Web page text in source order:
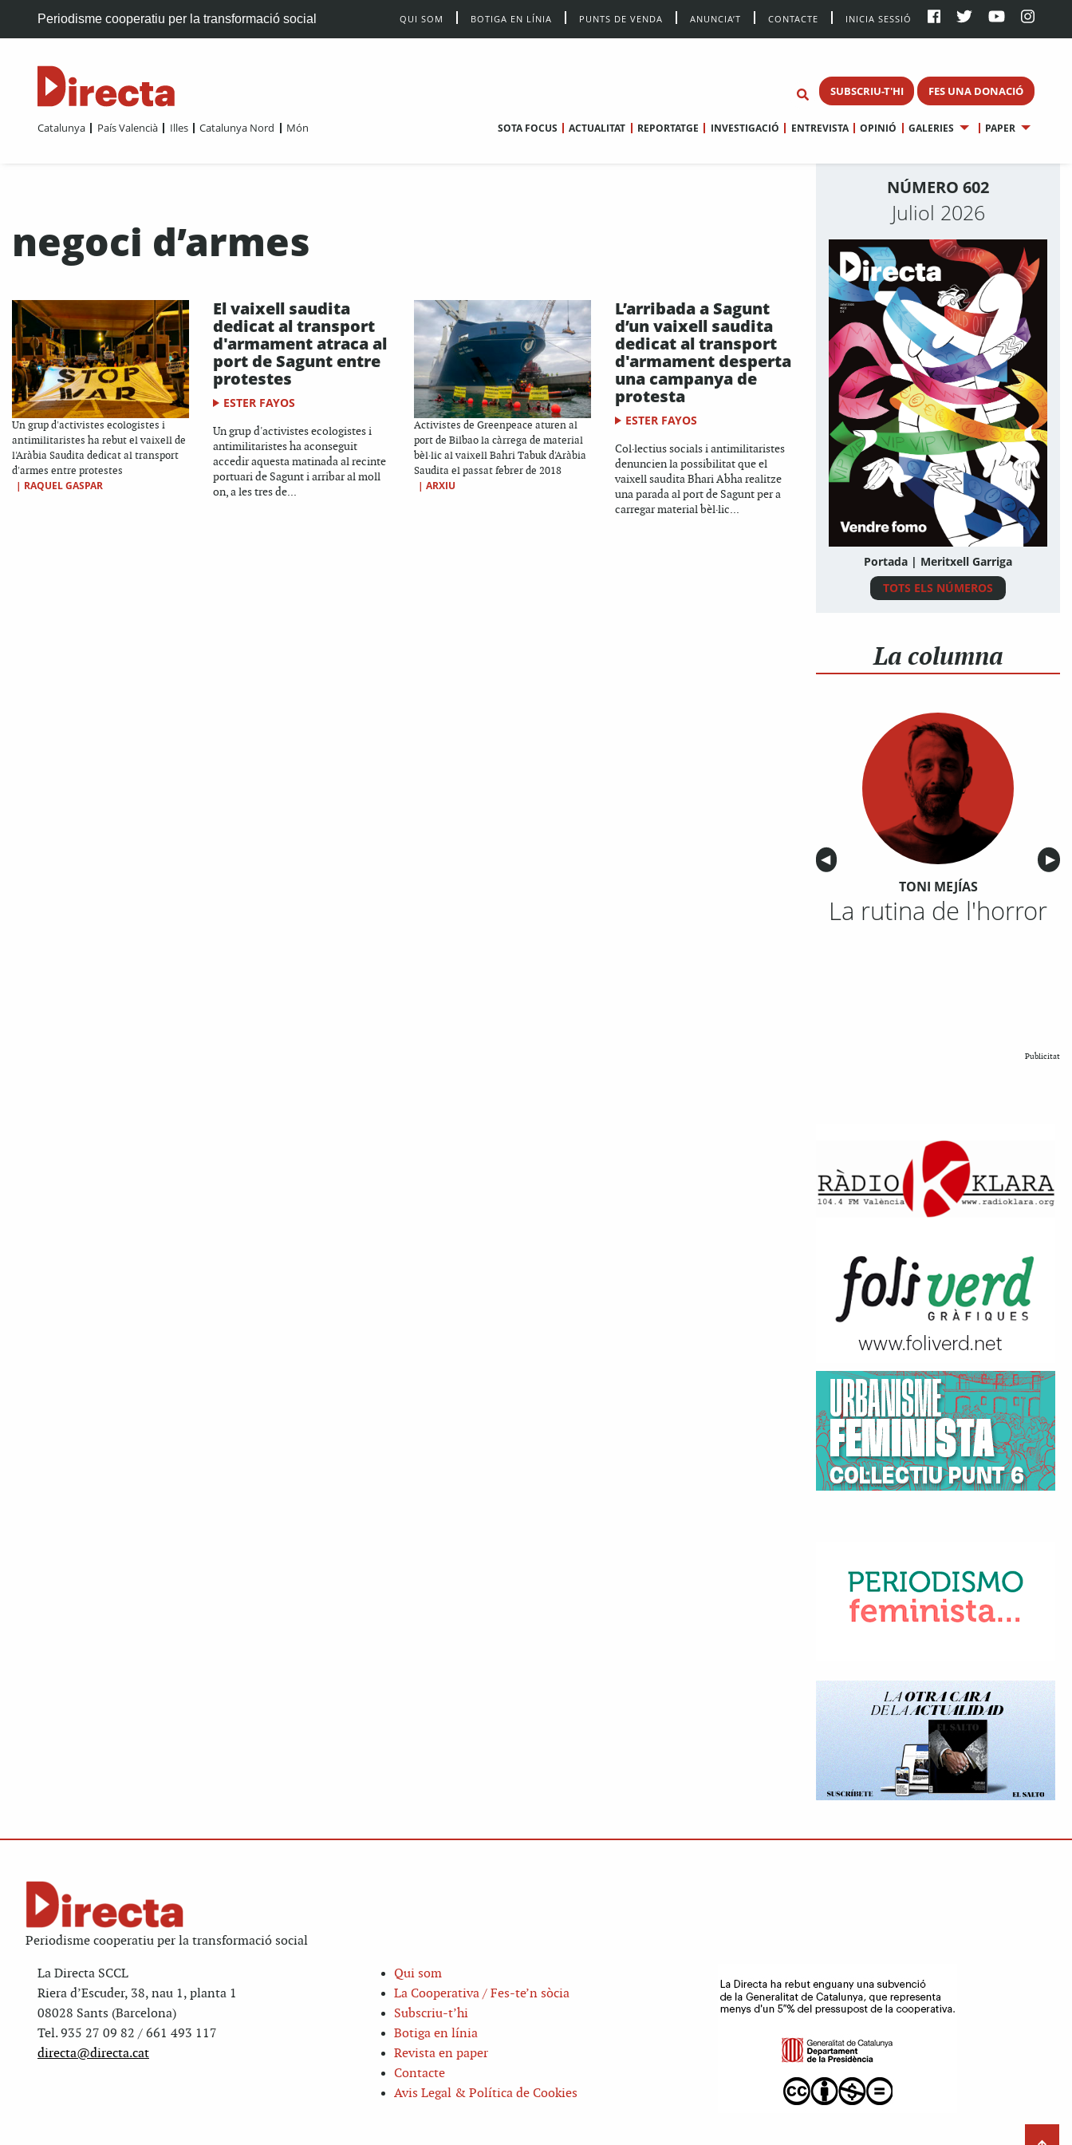
Periodisme cooperatiu per la transformació social QUI SOM BOTIGA EN LÍNIA PUNTS DE VENDA ANUNCIA’T CONTACTE INICIA SESSIÓ
SUBSCRIU-T'HI FES UNA DONACIÓ
Catalunya País Valencià Illes Catalunya Nord Món SOTA FOCUS ACTUALITAT REPORTATGE INVESTIGACIÓ ENTREVISTA OPINIÓ GALERIES PAPER
negoci d’armes
Un grup d'activistes ecologistes i
antimilitaristes ha rebut el vaixell de
l'Aràbia Saudita dedicat al transport
d'armes entre protestes
| RAQUEL GASPAR
El vaixell saudita
dedicat al transport
d'armament atraca al
port de Sagunt entre
protestes
ESTER FAYOS
Un grup d'activistes ecologistes i
antimilitaristes ha aconseguit
accedir aquesta matinada al recinte
portuari de Sagunt i arribar al moll
on, a les tres de...
Activistes de Greenpeace aturen al
port de Bilbao la càrrega de material
bèl·lic al vaixell Bahri Tabuk d'Aràbia
Saudita el passat febrer de 2018
| ARXIU
L’arribada a Sagunt
d’un vaixell saudita
dedicat al transport
d'armament desperta
una campanya de
protesta
ESTER FAYOS
Col·lectius socials i antimilitaristes
denuncien la possibilitat que el
vaixell saudita Bhari Abha realitze
una parada al port de Sagunt per a
carregar material bèl·lic...
NÚMERO 602
Juliol 2026
Portada | Meritxell Garriga
TOTS ELS NÚMEROS
La columna
Anterior
◀︎ ▶︎
TONI MEJÍAS
La rutina de l'horror
Publicitat
Periodisme cooperatiu per la transformació social
La Directa SCCL
Riera d’Escuder, 38, nau 1, planta 1
08028 Sants (Barcelona)
Tel. 935 27 09 82 / 661 493 117
directa@directa.cat
Qui som
La Cooperativa / Fes-te’n sòcia
Subscriu-t’hi
Botiga en línia
Revista en paper
Contacte
Avis Legal & Política de Cookies